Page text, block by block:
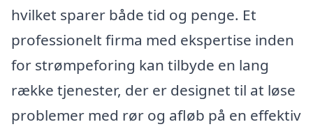
hvilket sparer både tid og penge. Et
professionelt firma med ekspertise inden
for strømpeforing kan tilbyde en lang
række tjenester, der er designet til at løse
problemer med rør og afløb på en effektiv